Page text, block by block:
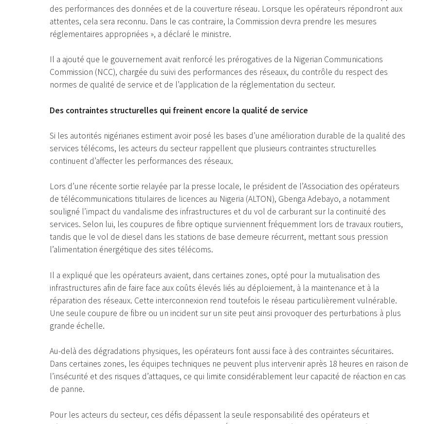
des performances des données et de la couverture réseau. Lorsque les opérateurs répondront aux
attentes, cela sera reconnu. Dans le cas contraire, la Commission devra prendre les mesures
réglementaires appropriées », a déclaré le ministre.
Il a ajouté que le gouvernement avait renforcé les prérogatives de la Nigerian Communications
Commission (NCC), chargée du suivi des performances des réseaux, du contrôle du respect des
normes de qualité de service et de l’application de la réglementation du secteur.
Des contraintes structurelles qui freinent encore la qualité de service
Si les autorités nigérianes estiment avoir posé les bases d’une amélioration durable de la qualité des
services télécoms, les acteurs du secteur rappellent que plusieurs contraintes structurelles
continuent d’affecter les performances des réseaux.
Lors d’une récente sortie relayée par la presse locale, le président de l’Association des opérateurs
de télécommunications titulaires de licences au Nigeria (ALTON), Gbenga Adebayo, a notamment
souligné l’impact du vandalisme des infrastructures et du vol de carburant sur la continuité des
services. Selon lui, les coupures de fibre optique surviennent fréquemment lors de travaux routiers,
tandis que le vol de diesel dans les stations de base demeure récurrent, mettant sous pression
l’alimentation énergétique des sites télécoms.
Il a expliqué que les opérateurs avaient, dans certaines zones, opté pour la mutualisation des
infrastructures afin de faire face aux coûts élevés liés au déploiement, à la maintenance et à la
réparation des réseaux. Cette interconnexion rend toutefois le réseau particulièrement vulnérable.
Une seule coupure de fibre ou un incident sur un site peut ainsi provoquer des perturbations à plus
grande échelle.
Au-delà des dégradations physiques, les opérateurs font aussi face à des contraintes sécuritaires.
Dans certaines zones, les équipes techniques ne peuvent plus intervenir après 18 heures en raison de
l’insécurité et des risques d’attaques, ce qui limite considérablement leur capacité de réaction en cas
de panne.
Pour les acteurs du secteur, ces défis dépassent la seule responsabilité des opérateurs et